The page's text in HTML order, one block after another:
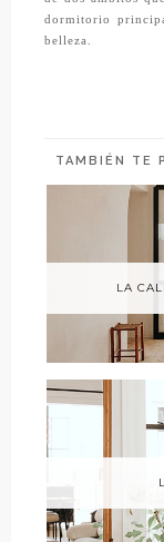
dormitorio
belleza.
TAMBIÉN TE
LA